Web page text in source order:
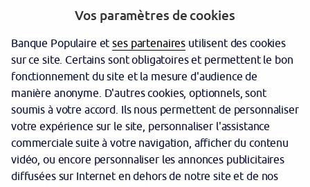
Sécurité
Garantie des dépôts
Protection des données personnelles
Vos paramètres de cookies
Banque Populaire etses partenaires utilisent des cookies
sur ce site. Certains sont obligatoires et permettent le bon
fonctionnement du site et la mesure d'audience de
manière anonyme. D'autres cookies, optionnels, sont
soumis à votre accord. Ils nous permettent de personnaliser
votre expérience sur le site, personnaliser l'assistance
commerciale suite à votre navigation, afficher du contenu
vidéo, ou encore personnaliser les annonces publicitaires
diffusées sur Internet en dehors de notre site et de nos